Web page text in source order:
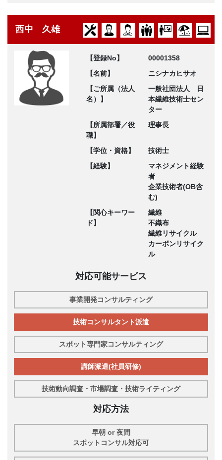
西中 久雄
【登録No】
00001358
【名前】
ニシナカヒサオ
【ご所属（法人
名）】
一般社団法人 日
本繊維技術士セン
ター
【所属部署／役
職】
理事長
【学位・資格】
技術士
【経験】
マネジメント経験
者
企業技術者(OB含
む)
【関心キーワー
ド】
繊維
不織布
繊維リサイクル
カーボンリサイク
ル
対応可能サービス
事業開発コンサルティング
技術コンサルタント派遣
スポット専門家コンサルティング
講師派遣(社員研修)
技術動向調査・市場調査・技術ライティング
対応方法
早朝 or 夜間
スポットコンサル対応可